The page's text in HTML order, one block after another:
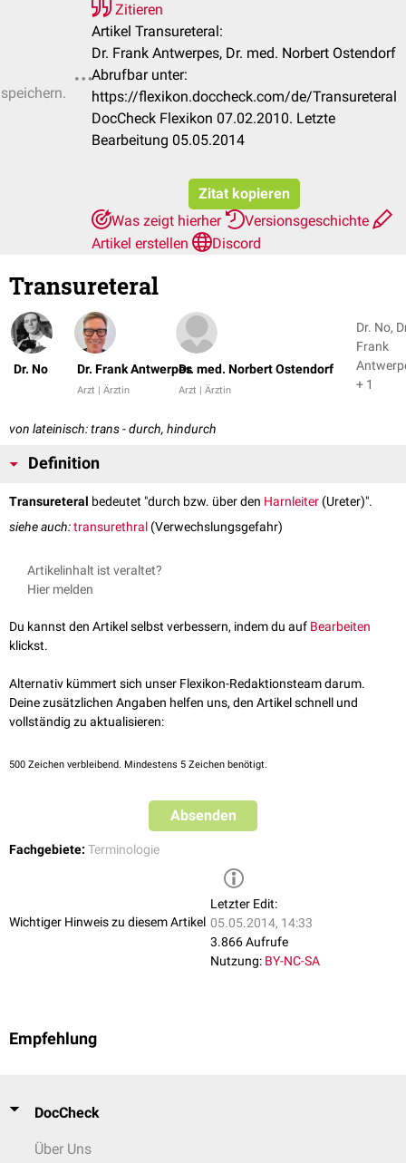
Zitieren
Artikel Transureteral:
Dr. Frank Antwerpes, Dr. med. Norbert Ostendorf
Abrufbar unter:
https://flexikon.doccheck.com/de/Transureteral
DocCheck Flexikon 07.02.2010. Letzte
Bearbeitung 05.05.2014
Zitat kopieren
Was zeigt hierher
Versionsgeschichte
Artikel erstellen
Discord
Transureteral
Dr. No Dr. Frank Antwerpes
Arzt | Ärztin
Dr. med. Norbert Ostendorf
Arzt | Ärztin
Dr. No,
Frank
+ 1
von lateinisch: trans - durch, hindurch
Definition
Transureteral bedeutet "durch bzw. über den Harnleiter (Ureter)".
siehe auch:transurethral (Verwechslungsgefahr)
Artikelinhalt ist veraltet?
Hier melden
Du kannst den Artikel selbst verbessern, indem du auf Bearbeiten
klickst.
Alternativ kümmert sich unser Flexikon-Redaktionsteam darum.
Deine zusätzlichen Angaben helfen uns, den Artikel schnell und
vollständig zu aktualisieren:
500 Zeichen verbleibend. Mindestens 5 Zeichen benötigt.
Absenden
Fachgebiete: Terminologie
Wichtiger Hinweis zu diesem Artikel
Letzter Edit:
05.05.2014, 14:33
3.866 Aufrufe
Nutzung: BY-NC-SA
Empfehlung
DocCheck
Über Uns